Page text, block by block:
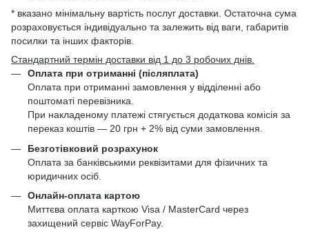
* вказано мінімальну вартість послуг доставки. Остаточна сума
розраховується індивідуально та залежить від ваги, габаритів
посилки та інших факторів.
Стандартний термін доставки від 1 до 3 робочих днів.
Оплата при отриманні (післяплата)
Оплата при отриманні замовлення у відділенні або
поштоматі перевізника.
При накладеному платежі стягується додаткова комісія за
переказ коштів — 20 грн + 2% від суми замовлення.
Безготівковий розрахунок
Оплата за банківськими реквізитами для фізичних та
юридичних осіб.
Онлайн-оплата картою
Миттєва оплата карткою Visa / MasterCard через
захищений сервіс WayForPay.